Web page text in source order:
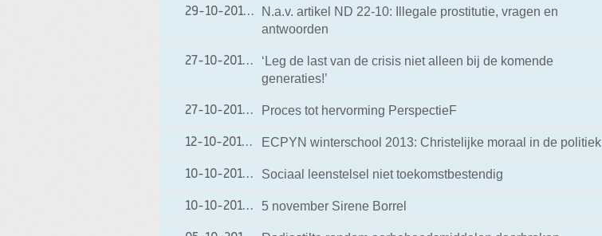
29-10-201229-10-2012 18:03
N.a.v. artikel ND 22-10: Illegale prostitutie, vragen en
antwoorden
27-10-201227-10-2012 20:27
‘Leg de last van de crisis niet alleen bij de komende
generaties!’
27-10-201227-10-2012 19:37
Proces tot hervorming PerspectieF
12-10-201212-10-2012 20:31
ECPYN winterschool 2013: Christelijke moraal in de politiek
10-10-201210-10-2012 17:58
Sociaal leenstelsel niet toekomstbestendig
10-10-201210-10-2012 17:52
5 november Sirene Borrel